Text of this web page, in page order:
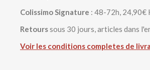
Colissimo Signature : 48-72h, 24,90€
Retourssous 30 jours, articles dans
Voir les conditions completes de